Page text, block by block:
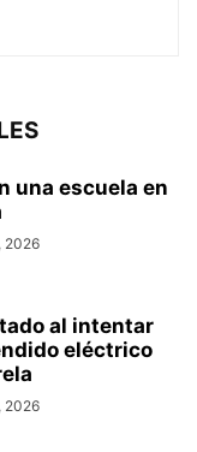
una escuela en
2026
al intentar
eléctrico
2026